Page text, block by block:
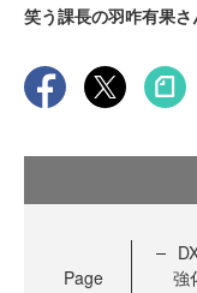
笑う課長の羽咋有果さ
Page
強